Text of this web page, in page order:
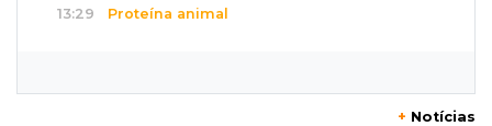
13:29 Proteína animal
+ Notícias